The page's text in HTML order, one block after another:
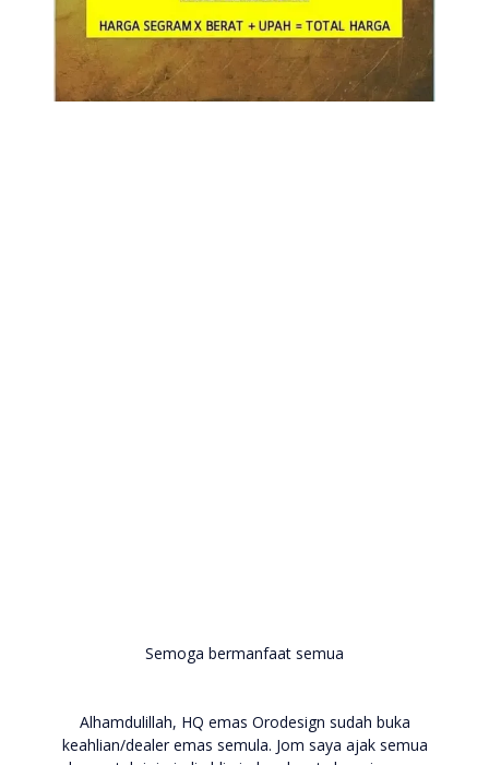
Semoga bermanfaat semua
Alhamdulillah, HQ emas Orodesign sudah buka
keahlian/dealer emas semula. Jom saya ajak semua